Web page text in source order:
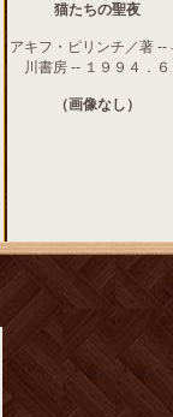
猫たちの聖夜
アキフ・ピリンチ／著 --
川書房 -- １９９４．６
（画像なし）